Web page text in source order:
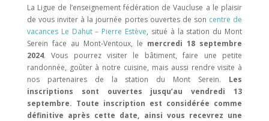
La Ligue de l’enseignement fédération de Vaucluse a le plaisir
de vous inviter à la journée portes ouvertes de son centre de
vacances Le Dahut – Pierre Estève, situé à la station du Mont
Serein face au Mont-Ventoux, le mercredi 18 septembre
2024. Vous pourrez visiter le bâtiment, faire une petite
randonnée, goûter à notre cuisine, mais aussi rendre visite à
nos partenaires de la station du Mont Serein. Les
inscriptions sont ouvertes jusqu’au vendredi 13
septembre. Toute inscription est considérée comme
définitive après cette date, ainsi vous recevrez une